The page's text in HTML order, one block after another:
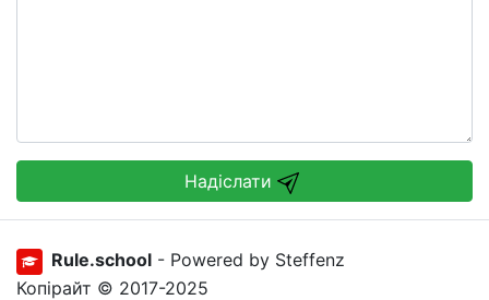
Надіслати
Rule.school - Powered by Steffenz
Копірайт © 2017-2025